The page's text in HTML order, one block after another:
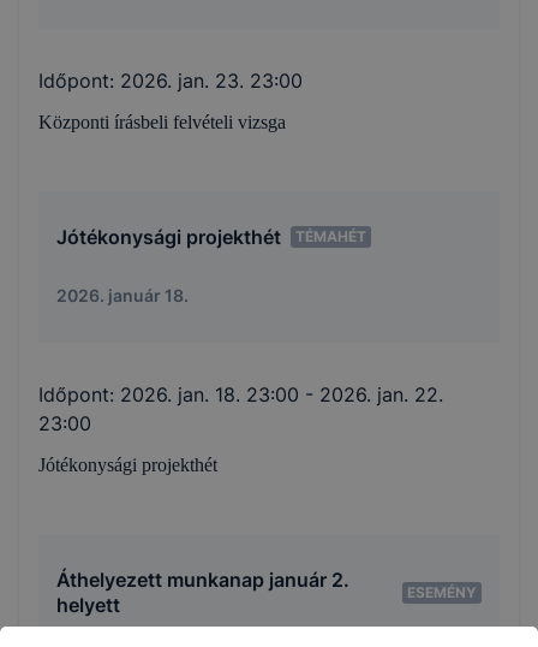
Időpont: 2026. jan. 23. 23:00
Központi írásbeli felvételi vizsga
Jótékonysági projekthét TÉMAHÉT
2026. január 18.
Időpont: 2026. jan. 18. 23:00 - 2026. jan. 22.
23:00
Jótékonysági projekthét
Áthelyezett munkanap január 2.
helyett
ESEMÉNY